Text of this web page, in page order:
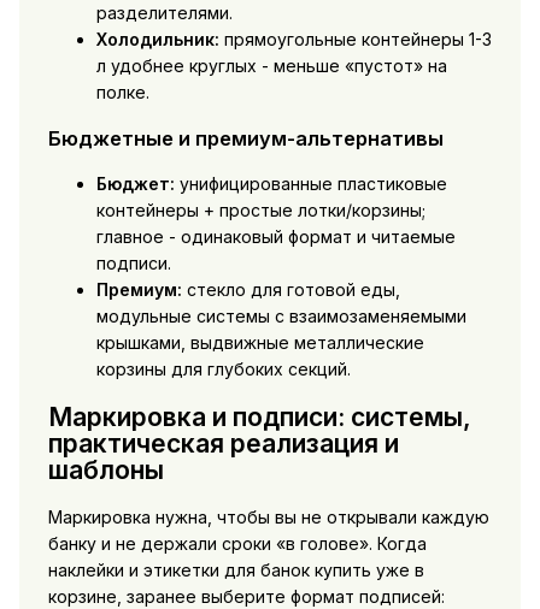
разделителями.
Холодильник: прямоугольные контейнеры 1-3
л удобнее круглых - меньше «пустот» на
полке.
Бюджетные и премиум-альтернативы
Бюджет: унифицированные пластиковые
контейнеры + простые лотки/корзины;
главное - одинаковый формат и читаемые
подписи.
Премиум: стекло для готовой еды,
модульные системы с взаимозаменяемыми
крышками, выдвижные металлические
корзины для глубоких секций.
Маркировка и подписи: системы,
практическая реализация и
шаблоны
Маркировка нужна, чтобы вы не открывали каждую
банку и не держали сроки «в голове». Когда
наклейки и этикетки для банок купить уже в
корзине, заранее выберите формат подписей: